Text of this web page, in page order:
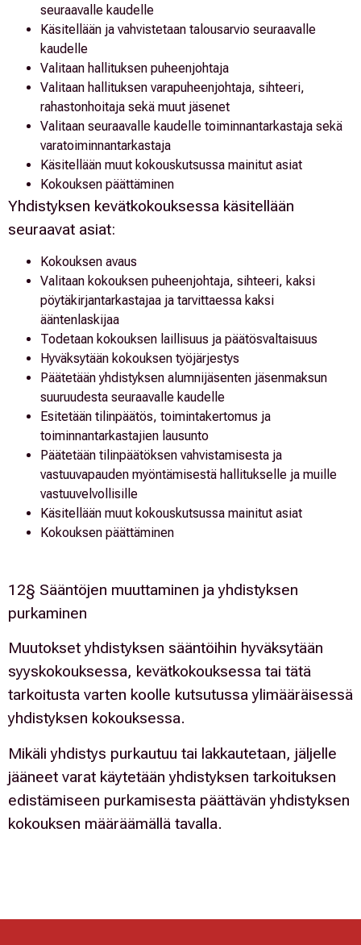
seuraavalle kaudelle
Käsitellään ja vahvistetaan talousarvio seuraavalle
kaudelle
Valitaan hallituksen puheenjohtaja
Valitaan hallituksen varapuheenjohtaja, sihteeri,
rahastonhoitaja sekä muut jäsenet
Valitaan seuraavalle kaudelle toiminnantarkastaja sekä
varatoiminnantarkastaja
Käsitellään muut kokouskutsussa mainitut asiat
Kokouksen päättäminen
Yhdistyksen kevätkokouksessa käsitellään
seuraavat asiat:
Kokouksen avaus
Valitaan kokouksen puheenjohtaja, sihteeri, kaksi
pöytäkirjantarkastajaa ja tarvittaessa kaksi
ääntenlaskijaa
Todetaan kokouksen laillisuus ja päätösvaltaisuus
Hyväksytään kokouksen työjärjestys
Päätetään yhdistyksen alumnijäsenten jäsenmaksun
suuruudesta seuraavalle kaudelle
Esitetään tilinpäätös, toimintakertomus ja
toiminnantarkastajien lausunto
Päätetään tilinpäätöksen vahvistamisesta ja
vastuuvapauden myöntämisestä hallitukselle ja muille
vastuuvelvollisille
Käsitellään muut kokouskutsussa mainitut asiat
Kokouksen päättäminen
12§ Sääntöjen muuttaminen ja yhdistyksen
purkaminen
Muutokset yhdistyksen sääntöihin hyväksytään
syyskokouksessa, kevätkokouksessa tai tätä
tarkoitusta varten koolle kutsutussa ylimääräisessä
yhdistyksen kokouksessa.
Mikäli yhdistys purkautuu tai lakkautetaan, jäljelle
jääneet varat käytetään yhdistyksen tarkoituksen
edistämiseen purkamisesta päättävän yhdistyksen
kokouksen määräämällä tavalla.